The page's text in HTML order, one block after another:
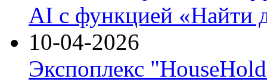
AI с функцией «Найти
10-04-2026
Экспоплекс